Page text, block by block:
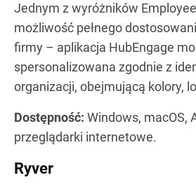
Jednym z wyróżników
możliwość pełnego
firmy – aplikacja HubEngage
spersonalizowana zgodnie z
organizacji, obejmującą kolory,
Dostępność: Windows, macOS,
przeglądarki internetowe.
Ryver